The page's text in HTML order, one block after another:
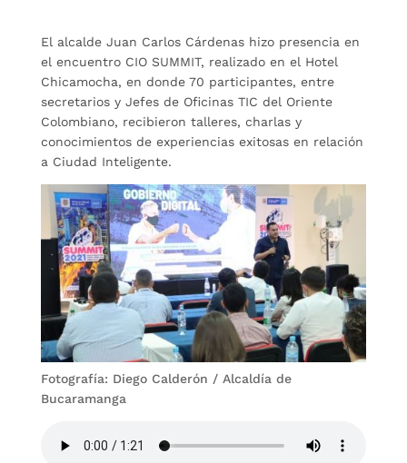
El alcalde Juan Carlos Cárdenas hizo presencia en
el encuentro CIO SUMMIT, realizado en el Hotel
Chicamocha, en donde 70 participantes, entre
secretarios y Jefes de Oficinas TIC del Oriente
Colombiano, recibieron talleres, charlas y
conocimientos de experiencias exitosas en relación
a Ciudad Inteligente.
Fotografía: Diego Calderón / Alcaldía de
Bucaramanga